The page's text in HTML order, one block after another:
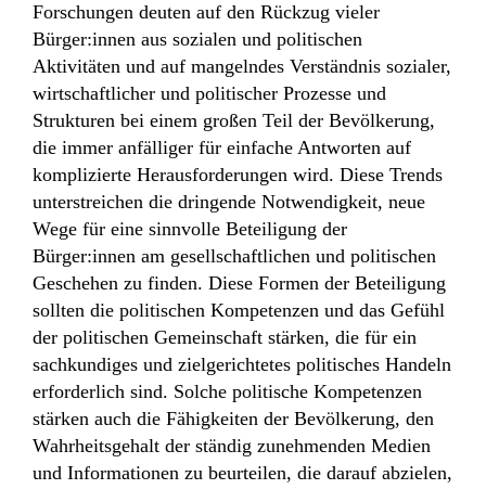
Forschungen deuten auf den Rückzug vieler
Bürger:innen aus sozialen und politischen
Aktivitäten und auf mangelndes Verständnis sozialer,
wirtschaftlicher und politischer Prozesse und
Strukturen bei einem großen Teil der Bevölkerung,
die immer anfälliger für einfache Antworten auf
komplizierte Herausforderungen wird. Diese Trends
unterstreichen die dringende Notwendigkeit, neue
Wege für eine sinnvolle Beteiligung der
Bürger:innen am gesellschaftlichen und politischen
Geschehen zu finden. Diese Formen der Beteiligung
sollten die politischen Kompetenzen und das Gefühl
der politischen Gemeinschaft stärken, die für ein
sachkundiges und zielgerichtetes politisches Handeln
erforderlich sind. Solche politische Kompetenzen
stärken auch die Fähigkeiten der Bevölkerung, den
Wahrheitsgehalt der ständig zunehmenden Medien
und Informationen zu beurteilen, die darauf abzielen,